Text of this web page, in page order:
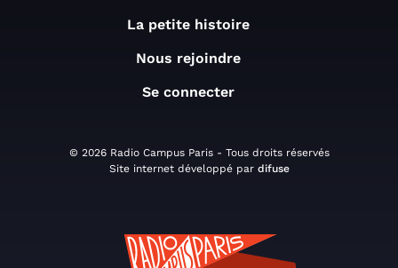
La petite histoire
Nous rejoindre
Se connecter
© 2026 Radio Campus Paris - Tous droits réservés
Site internet développé par difuse